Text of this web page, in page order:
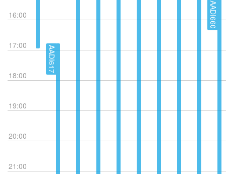
16:00
17:00
18:00
19:00
20:00
21:00
AADI617
AADI660